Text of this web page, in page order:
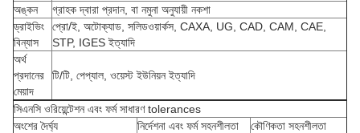
অঙ্কন
গ্রাহক দ্বারা প্রদান, বা নমুনা অনুযায়ী নকশা
ড্রাইভিং
বিন্যাস
প্রো/ই, অটোক্যাড, সলিডওয়ার্কস, CAXA, UG, CAD, CAM, CAE,
STP, IGES ইত্যাদি
অর্থ
প্রদানের
মেয়াদ
টি/টি, পেপ্যাল, ওয়েস্ট ইউনিয়ন ইত্যাদি
সিএনসি ওরিয়েন্টেশন এবং ফর্ম সাধারণ tolerances
অংশের দৈর্ঘ্য
নির্দেশনা এবং ফর্ম সহনশীলতা
কৌণিকতা সহনশীলতা